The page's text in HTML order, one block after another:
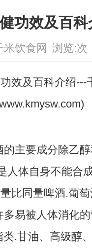
功效及百科
米饮食网 浏览:次
的主要成分除乙
人体自身不能合
比同量啤酒.葡
多易被人体消化
.甘油、高级醇